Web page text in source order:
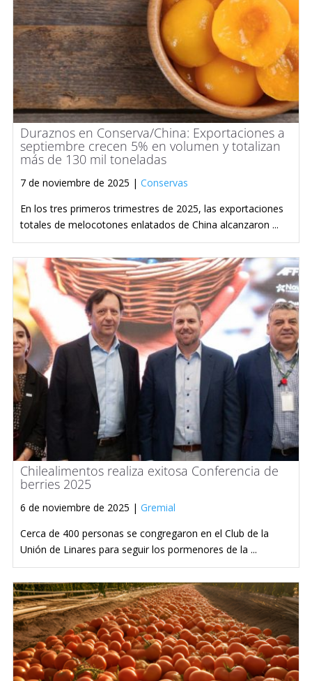
Duraznos en Conserva/China: Exportaciones a
septiembre crecen 5% en volumen y totalizan
más de 130 mil toneladas
7 de noviembre de 2025 | Conservas
En los tres primeros trimestres de 2025, las exportaciones
totales de melocotones enlatados de China alcanzaron ...
Chilealimentos realiza exitosa Conferencia de
berries 2025
6 de noviembre de 2025 | Gremial
Cerca de 400 personas se congregaron en el Club de la
Unión de Linares para seguir los pormenores de la ...